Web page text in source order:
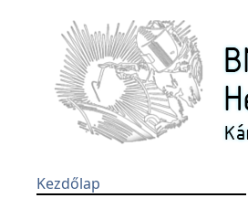
Kezdőlap